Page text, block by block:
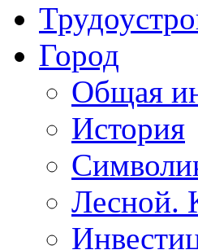
Город
Общая
История
Лесной.